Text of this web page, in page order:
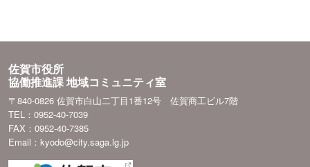
佐賀市役所
協働推進課 地域コミュニティ室
〒840-0826 佐賀市白山二丁目1番12号 佐賀商工ビル7階
TEL：0952-40-7039
FAX：0952-40-7385
Email：kyodo@city.saga.lg.jp